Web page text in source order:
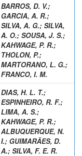
BARROS, D. V.;
GARCIA, A. R.;
SILVA, A. G.; SILVA,
A. O.; SOUSA, J. S.;
KAHWAGE, P. R.;
THOLON, P.;
MARTORANO, L. G.;
FRANCO, I. M.
DIAS, H. L. T.;
ESPINHEIRO, R. F.;
LIMA, A. S.;
KAHWAGE, P. R.;
ALBUQUERQUE, N.
I.; GUIMARÃES, D.
A.; SILVA, F. E. R.